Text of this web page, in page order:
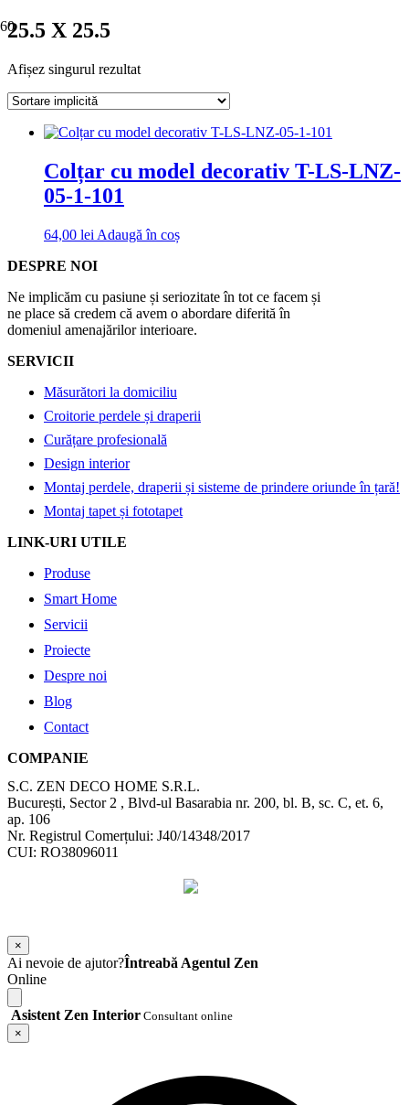
25.5 X 25.5
Afișez singurul rezultat
Colțar cu model decorativ T-LS-LNZ-
05-1-101
64,00 lei Adaugă în coș
DESPRE NOI
Ne implicăm cu pasiune și seriozitate în tot ce facem și
ne place să credem că avem o abordare diferită în
domeniul amenajărilor interioare.
SERVICII
Măsurători la domiciliu
Croitorie perdele și draperii
Curățare profesională
Design interior
Montaj perdele, draperii și sisteme de prindere oriunde în țară!
Montaj tapet și fototapet
LINK-URI UTILE
Produse
Smart Home
Servicii
Proiecte
Despre noi
Blog
Contact
COMPANIE
S.C. ZEN DECO HOME S.R.L.
București, Sector 2 , Blvd-ul Basarabia nr. 200, bl. B, sc. C, et. 6,
ap. 106
Nr. Registrul Comerțului: J40/14348/2017
CUI: RO38096011
×
Ai nevoie de ajutor?Întreabă Agentul Zen
Online
Asistent Zen Interior Consultant online
×